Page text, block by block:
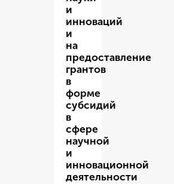
и
инноваций
и
на
предоставление
грантов
в
форме
субсидий
в
сфере
научной
и
инновационной
деятельности